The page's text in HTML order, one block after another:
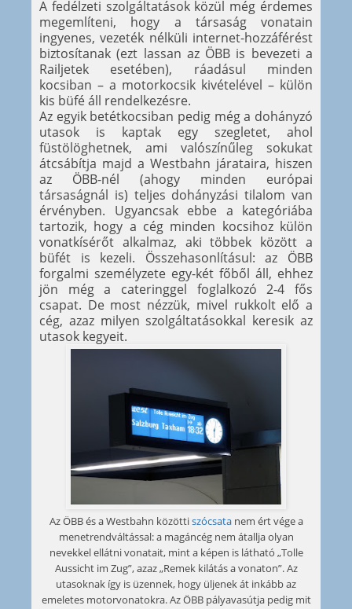
A fedélzeti szolgáltatások közül még érdemes
megemlíteni, hogy a társaság vonatain
ingyenes, vezeték nélküli internet-hozzáférést
biztosítanak (ezt lassan az ÖBB is bevezeti a
Railjetek esetében), ráadásul minden
kocsiban – a motorkocsik kivételével – külön
kis büfé áll rendelkezésre.
Az egyik betétkocsiban pedig még a dohányzó
utasok is kaptak egy szegletet, ahol
füstölöghetnek, ami valószínűleg sokukat
átcsábítja majd a Westbahn járataira, hiszen
az ÖBB-nél (ahogy minden európai
társaságnál is) teljes dohányzási tilalom van
érvényben. Ugyancsak ebbe a kategóriába
tartozik, hogy a cég minden kocsihoz külön
vonatkísérőt alkalmaz, aki többek között a
büfét is kezeli. Összehasonlításul: az ÖBB
forgalmi személyzete egy-két főből áll, ehhez
jön még a cateringgel foglalkozó 2-4 fős
csapat. De most nézzük, mivel rukkolt elő a
cég, azaz milyen szolgáltatásokkal keresik az
utasok kegyeit.
Az ÖBB és a Westbahn közöttiszócsatanem ért vége a
menetrendváltással: a magáncég nem átallja olyan
nevekkel ellátni vonatait, mint a képen is látható „Tolle
Aussicht im Zug”, azaz „Remek kilátás a vonaton”. Az
utasoknak így is üzennek, hogy üljenek át inkább az
emeletes motorvonatokra. Az ÖBB pályavasútja pedig mit